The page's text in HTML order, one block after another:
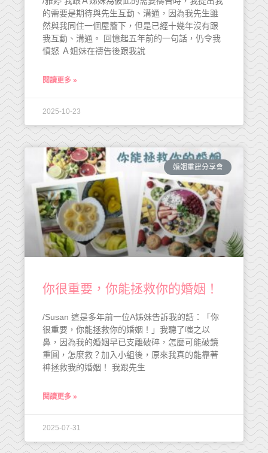
的需要是期待與先生互動、溝通，因為我先生雖
然與我同住一個屋簷下，但是已經十幾年沒有跟
我互動、溝通。 回憶起五年前的一句話，仍令我
憤怒 Ａ姐妹在禱告後跟我說
閱讀更多 »
2025-10-23
婚姻重建分享會
你很重要，你能拯救你的婚姻！
/Susan 這是多年前一位A姊妹告訴我的話：「你
很重要，你能拯救你的婚姻！」我聽了嗤之以
鼻，因為我的婚姻早已支離破碎，怎麼可能破鏡
重圓，怎麼救？加入小組後，原來我真的能靠著
神拯救我的婚姻！ 我跟先生
閱讀更多 »
2025-07-31